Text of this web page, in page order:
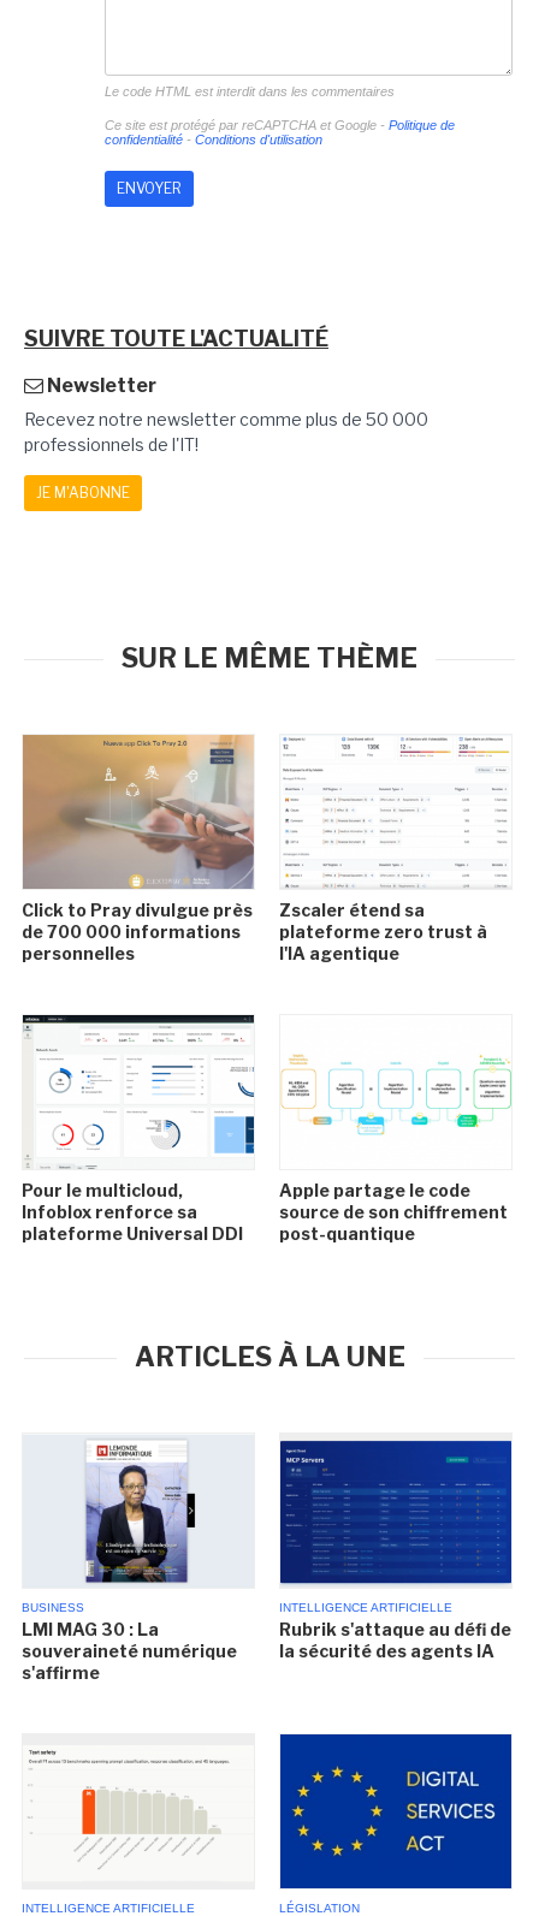
Le code HTML est interdit dans les commentaires
Ce site est protégé par reCAPTCHA et Google - Politique de
confidentialité- Conditions d'utilisation
SUIVRE TOUTE L'ACTUALITÉ
Newsletter
Recevez notre newsletter comme plus de 50 000
professionnels de l'IT!
JE M'ABONNE
SUR LE MÊME THÈME
Click to Pray divulgue près
de 700 000 informations
personnelles
Zscaler étend sa
plateforme zero trust à
l'IA agentique
Pour le multicloud,
Infoblox renforce sa
plateforme Universal DDI
Apple partage le code
source de son chiffrement
post-quantique
ARTICLES À LA UNE
BUSINESS
LMI MAG 30 : La
souveraineté numérique
s'affirme
INTELLIGENCE ARTIFICIELLE
Rubrik s'attaque au défi de
la sécurité des agents IA
INTELLIGENCE ARTIFICIELLE LÉGISLATION